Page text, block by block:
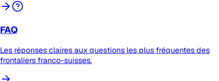
FAQ
Les réponses claires aux questions les plus fréquentes des
frontaliers franco-suisses.